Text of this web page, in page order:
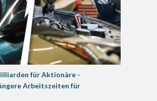
für Aktionäre -
Arbeitszeiten für